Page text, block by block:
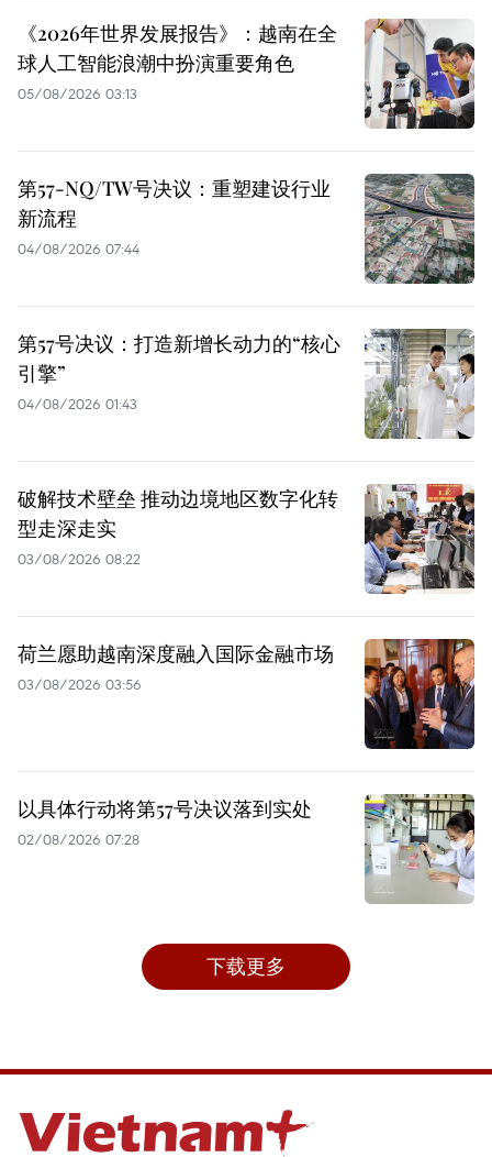
《2026年世界发展报告》：越南在全
球人工智能浪潮中扮演重要角色
05/08/2026 03:13
第57-NQ/TW号决议：重塑建设行业
新流程
04/08/2026 07:44
第57号决议：打造新增长动力的“核心
引擎”
04/08/2026 01:43
破解技术壁垒 推动边境地区数字化转
型走深走实
03/08/2026 08:22
荷兰愿助越南深度融入国际金融市场
03/08/2026 03:56
以具体行动将第57号决议落到实处
02/08/2026 07:28
下载更多